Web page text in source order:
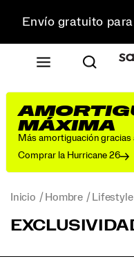
Envío gratuito
Devoluciones
Consigue un 10 % de
MÁXIMA
Más amortiguación gracias
Comprar la Hurricane 26
Inicio Hombre Lifestyle